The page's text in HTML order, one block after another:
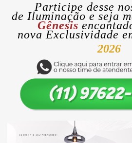
Participe desse
de Iluminação e seja
Gênesis
novaExclusividade
2026